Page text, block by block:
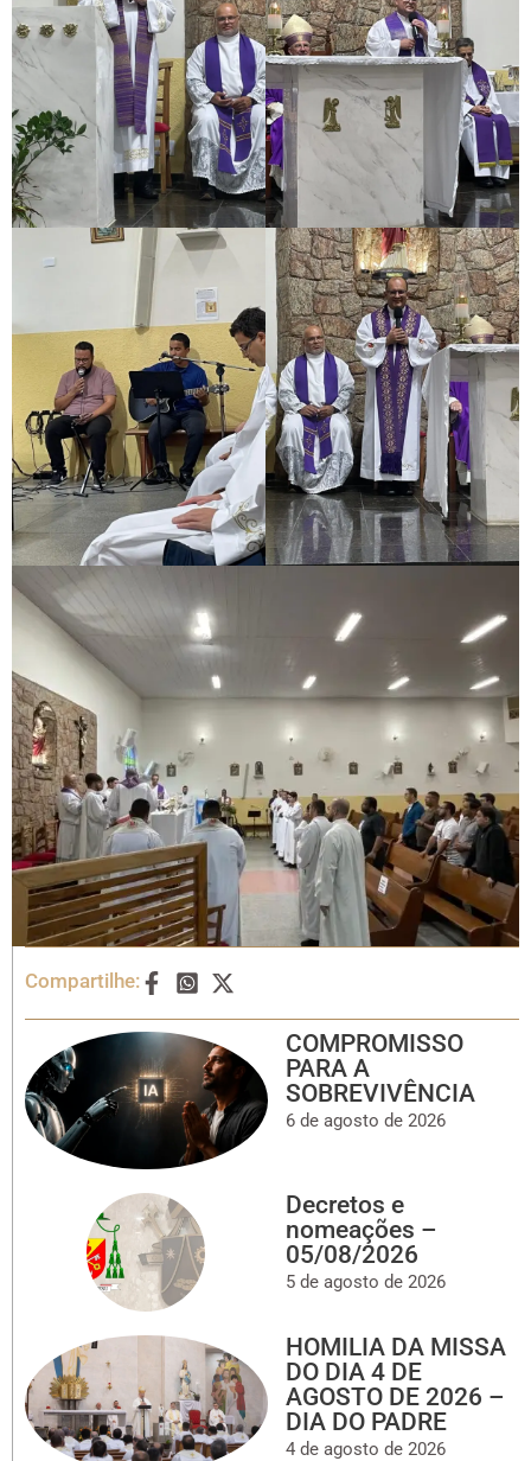
Compartilhe:
COMPROMISSO
PARA A
SOBREVIVÊNCIA
6 de agosto de 2026
Decretos e
nomeações –
05/08/2026
5 de agosto de 2026
HOMILIA DA MISSA
DO DIA 4 DE
AGOSTO DE 2026 –
DIA DO PADRE
4 de agosto de 2026